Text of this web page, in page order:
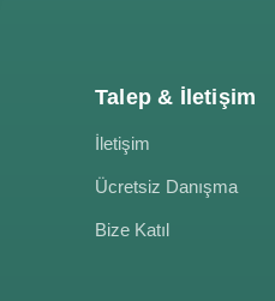
Talep & İletişim
İletişim
Ücretsiz Danışma
Bize Katıl